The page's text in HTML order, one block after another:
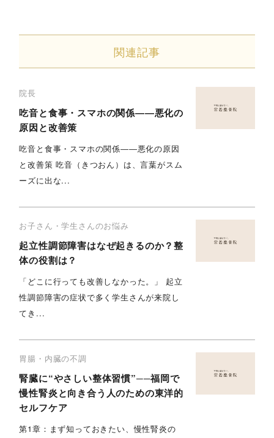
関連記事
院長
吃音と食事・スマホの関係――悪化の
原因と改善策
吃音と食事・スマホの関係――悪化の原因
と改善策 吃音（きつおん）は、言葉がスム
ーズに出な...
お子さん・学生さんのお悩み
起立性調節障害はなぜ起きるのか？整
体の役割は？
「どこに行っても改善しなかった。」 起立
性調節障害の症状で多く学生さんが来院し
てき...
胃腸・内臓の不調
腎臓に“やさしい整体習慣”──福岡で
慢性腎炎と向き合う人のための東洋的
セルフケア
第1章：まず知っておきたい、慢性腎炎の